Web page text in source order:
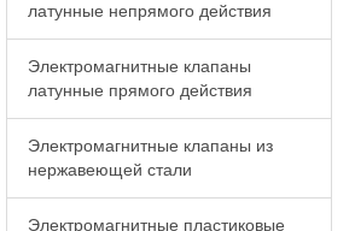
латунные непрямого действия
Электромагнитные клапаны
латунные прямого действия
Электромагнитные клапаны из
нержавеющей стали
Электромагнитные пластиковые